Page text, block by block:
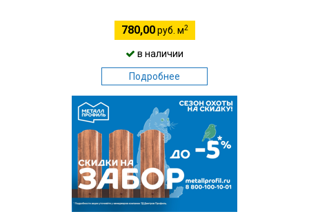
780,00руб. м2
в наличии
Подробнее